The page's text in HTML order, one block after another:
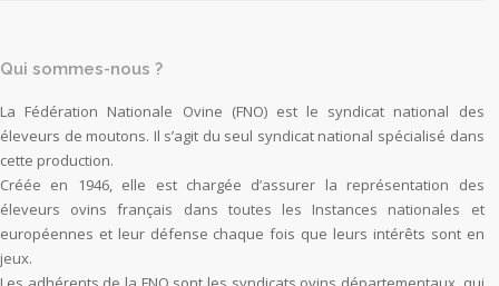
Qui sommes-nous ?
La Fédération Nationale Ovine (FNO) est le syndicat national des
éleveurs de moutons. Il s’agit du seul syndicat national spécialisé dans
cette production.
Créée en 1946, elle est chargée d’assurer la représentation des
éleveurs ovins français dans toutes les Instances nationales et
européennes et leur défense chaque fois que leurs intérêts sont en
jeux.